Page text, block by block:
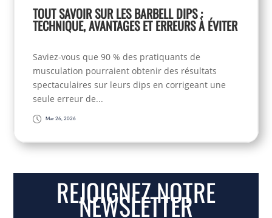
TOUT SAVOIR SUR LES BARBELL DIPS :
TECHNIQUE, AVANTAGES ET ERREURS À ÉVITER
Saviez-vous que 90 % des pratiquants de
musculation pourraient obtenir des résultats
spectaculaires sur leurs dips en corrigeant une
seule erreur de...
Mar 26, 2026
REJOIGNEZ NOTRE
NEWSLETTER